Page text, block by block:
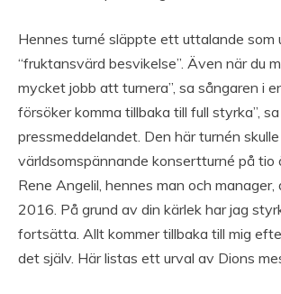
Hennes turné släppte ett uttalande som
“fruktansvärd besvikelse”. Även när du
mycket jobb att turnera”, sa sångaren i
försöker komma tillbaka till full styrka”,
pressmeddelandet. Den här turnén
världsomspännande konsertturné på
Rene Angelil, hennes man och manager,
2016. På grund av din kärlek har jag
fortsätta. Allt kommer tillbaka till mig
det själv. Här listas ett urval av Dions